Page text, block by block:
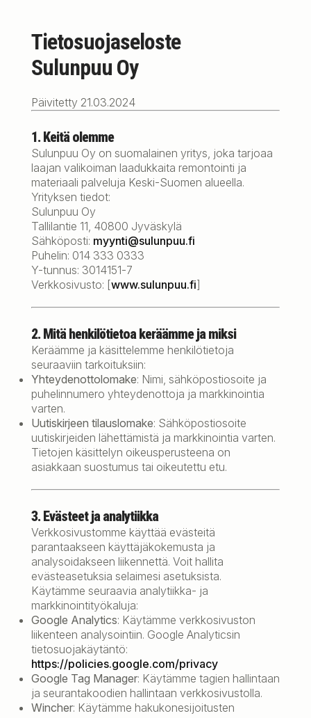
Tietosuojaseloste
Sulunpuu Oy
Päivitetty 21.03.2024
1. Keitä olemme
Sulunpuu Oy on suomalainen yritys, joka tarjoaa
laajan valikoiman laadukkaita remontointi ja
materiaali palveluja Keski-Suomen alueella.
Yrityksen tiedot:
Sulunpuu Oy
Tallilantie 11, 40800 Jyväskylä
Sähköposti: myynti@sulunpuu.fi
Puhelin: 014 333 0333
Y-tunnus: 3014151-7
Verkkosivusto: [www.sulunpuu.fi]
2. Mitä henkilötietoa keräämme ja miksi
Keräämme ja käsittelemme henkilötietoja
seuraaviin tarkoituksiin:
Yhteydenottolomake: Nimi, sähköpostiosoite ja
puhelinnumero yhteydenottoja ja markkinointia
varten.
Uutiskirjeen tilauslomake: Sähköpostiosoite
uutiskirjeiden lähettämistä ja markkinointia varten.
Tietojen käsittelyn oikeusperusteena on
asiakkaan suostumus tai oikeutettu etu.
3. Evästeet ja analytiikka
Verkkosivustomme käyttää evästeitä
parantaakseen käyttäjäkokemusta ja
analysoidakseen liikennettä. Voit hallita
evästeasetuksia selaimesi asetuksista.
Käytämme seuraavia analytiikka- ja
markkinointityökaluja:
Google Analytics: Käytämme verkkosivuston
liikenteen analysointiin. Google Analyticsin
tietosuojakäytäntö:
https://policies.google.com/privacy
Google Tag Manager: Käytämme tagien hallintaan
ja seurantakoodien hallintaan verkkosivustolla.
Wincher: Käytämme hakukonesijoitusten